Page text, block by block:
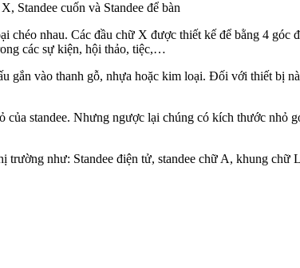
Standee cuốn và Standee để bàn
nhau. Các đầu chữ X được thiết kế để bằng 4 góc
các sự kiện, hội thảo, tiệc,…
gắn vào thanh gỗ, nhựa hoặc kim loại. Đối với thiết bị
standee. Nhưng ngược lại chúng có kích thước nhỏ
trường như: Standee điện tử, standee chữ A, khung